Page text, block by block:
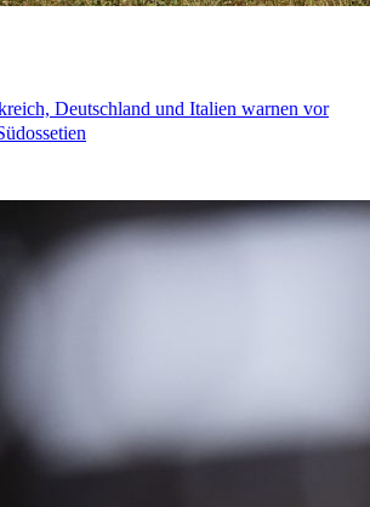
Deutschland und Italien warnen vor